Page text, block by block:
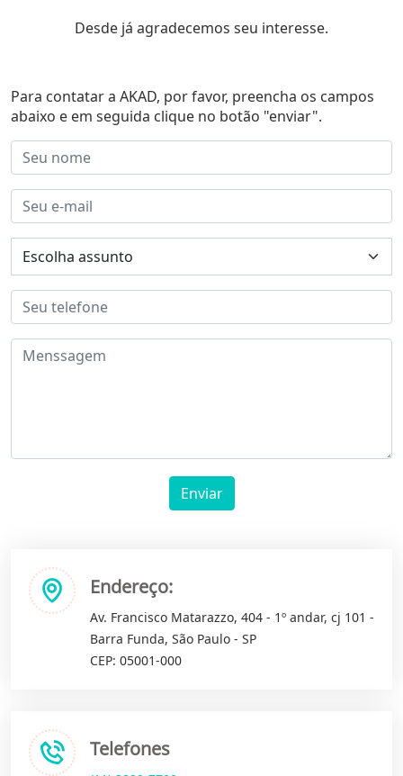
Desde já agradecemos seu interesse.
Para contatar a AKAD, por favor, preencha os campos
abaixo e em seguida clique no botão "enviar".
Enviar
Endereço:
Av. Francisco Matarazzo, 404 - 1º andar, cj 101 -
Barra Funda, São Paulo - SP
CEP: 05001-000
Telefones